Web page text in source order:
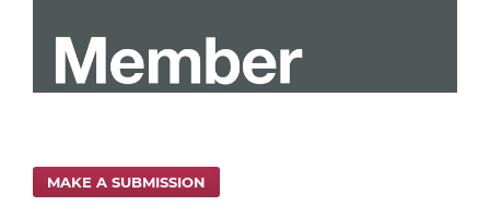
MAKE A SUBMISSION